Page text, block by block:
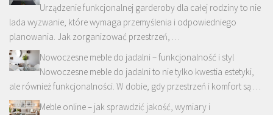
Urządzenie funkcjonalnej garderoby dla całej rodziny to nie
lada wyzwanie, które wymaga przemyślenia i odpowiedniego
planowania. Jak zorganizować przestrzeń, …
Nowoczesne meble do jadalni – funkcjonalność i styl
Nowoczesne meble do jadalni to nie tylko kwestia estetyki,
ale również funkcjonalności. W dobie, gdy przestrzeń i komfort są …
Meble online – jak sprawdzić jakość, wymiary i